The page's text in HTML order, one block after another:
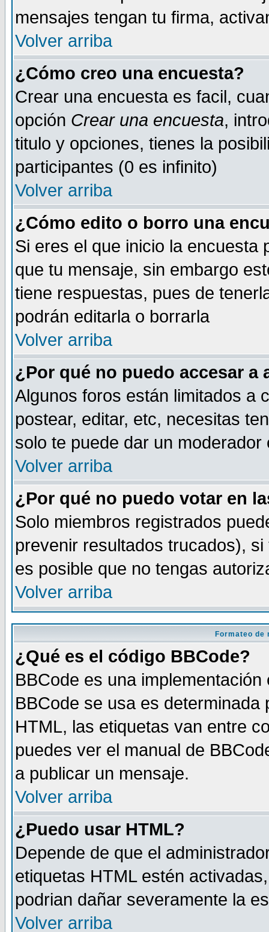
mensajes tengan tu firma,
Volver arriba
¿Cómo creo una encuesta?
Crear una encuesta es facil,
opción Crear una encuesta,
titulo y opciones, tienes la
participantes (0 es infinito)
Volver arriba
¿Cómo edito o borro una
Si eres el que inicio la encuesta
que tu mensaje, sin embargo
tiene respuestas, pues de
podrán editarla o borrarla
Volver arriba
¿Por qué no puedo accesar a
Algunos foros están limitados a
postear, editar, etc, necesitas
solo te puede dar un
Volver arriba
¿Por qué no puedo votar en
Solo miembros registrados
prevenir resultados trucados),
es posible que no tengas
Volver arriba
Formateo de
¿Qué es el código BBCode?
BBCode es una
BBCode se usa es
HTML, las etiquetas van entre
puedes ver el manual de
a publicar un mensaje.
Volver arriba
¿Puedo usar HTML?
Depende de que el
etiquetas HTML estén
podrian dañar severamente la
Volver arriba